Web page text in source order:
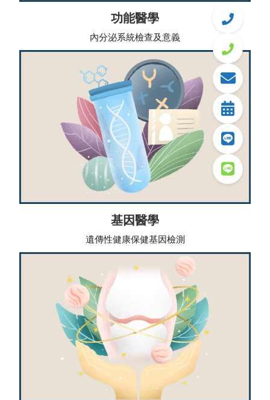
功能醫學
內分泌系統檢查及意義
基因醫學
遺傳性健康保健基因檢測